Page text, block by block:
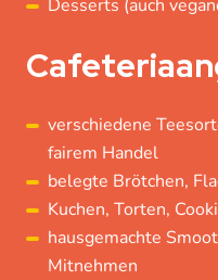
Desserts (auch
verschiedene
fairem Handel
belegte Brötchen,
Kuchen, Torten,
hausgemachte
Mitnehmen